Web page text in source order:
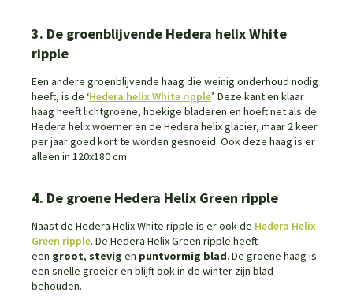
3. De groenblijvende Hedera helix White
ripple
Een andere groenblijvende haag die weinig onderhoud nodig
heeft, is de ‘Hedera helix White ripple’. Deze kant en klaar
haag heeft lichtgroene, hoekige bladeren en hoeft net als de
Hedera helix woerner en de Hedera helix glacier, maar 2 keer
per jaar goed kort te worden gesnoeid. Ook deze haag is er
alleen in 120x180 cm.
4. De groene Hedera Helix Green ripple
Naast de Hedera Helix White ripple is er ook de Hedera Helix
Green ripple. De Hedera Helix Green ripple heeft
een groot, stevig en puntvormig blad. De groene haag is
een snelle groeier en blijft ook in de winter zijn blad
behouden.